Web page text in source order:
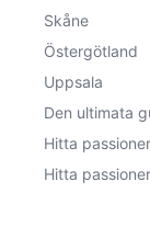
Skåne
Östergötland
Uppsala
Den ultimata
Hitta
Hitta